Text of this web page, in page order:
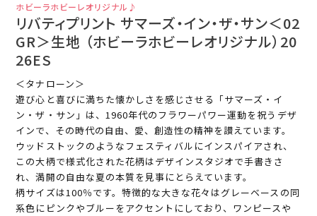
ホビーラホビーレオリジナル♪
リバティプリント サマーズ・イン・ザ・サン＜02
GR＞生地 （ホビーラホビーレオリジナル）20
26ES
＜タナローン＞
遊び心と喜びに満ちた懐かしさを感じさせる「サマーズ・イ
ン・ザ・サン」は、1960年代のフラワーパワー運動を祝うデザ
インで、その時代の自由、愛、創造性の精神を讃えています。
ウッドストックのようなフェスティバルにインスパイアされ、
この大柄で様式化された花柄はデザインスタジオで手書きさ
れ、満開の自由な夏の本質を見事にとらえています。
柄サイズは100％です。特徴的な大きな花々はグレーベースの同
系色にピンクやブルーをアクセントにしており、ワンピースや